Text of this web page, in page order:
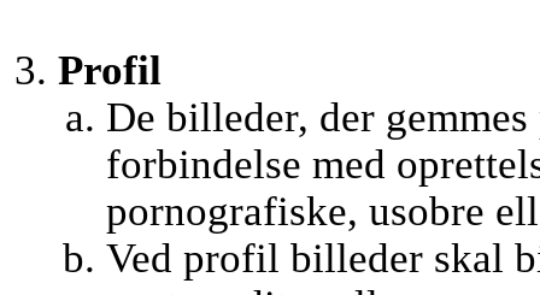
Profil
De billeder, der
forbindelse med
pornografiske, usobre
Ved profil billeder skal